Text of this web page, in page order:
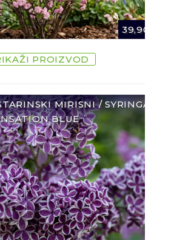
39,90
PROIZVOD
MIRISNI / SYRINGA
BLUE ¨